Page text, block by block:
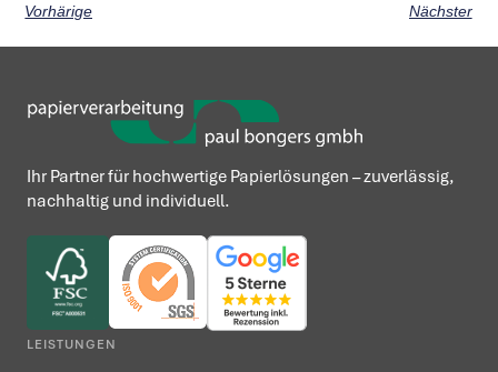
Vorhärige Nächster
Ihr Partner für hochwertige Papierlösungen – zuverlässig,
nachhaltig und individuell.
LEISTUNGEN